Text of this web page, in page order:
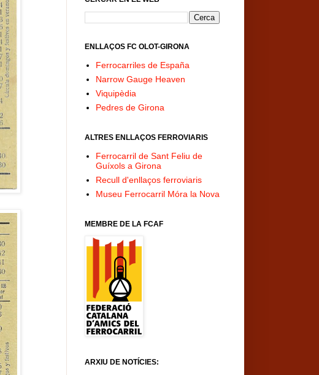
ENLLAÇOS FC OLOT-GIRONA
Ferrocarriles de España
Narrow Gauge Heaven
Viquipèdia
Pedres de Girona
ALTRES ENLLAÇOS FERROVIARIS
Ferrocarril de Sant Feliu de
Guíxols a Girona
Recull d'enllaços ferroviaris
Museu Ferrocarril Móra la Nova
MEMBRE DE LA FCAF
ARXIU DE NOTÍCIES: